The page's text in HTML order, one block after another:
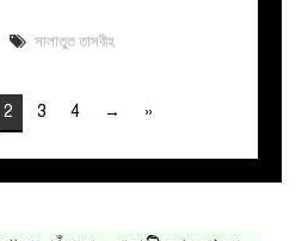
সালাতুত তাসবীহ
2 3 4 → »